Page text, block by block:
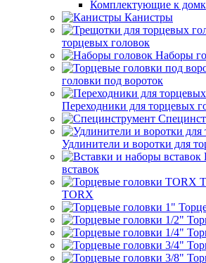
Комплектующие к
Канистры
торцевых головок
Наборы
головки под вороток
Переходники для торцевых
Удлинители и воротки для
вставок
TORX